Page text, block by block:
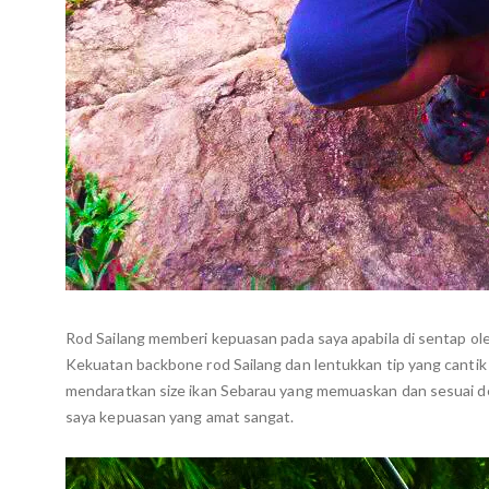
Rod Sailang memberi kepuasan pada saya apabila di sentap
Kekuatan backbone rod Sailang dan lentukkan tip yang
mendaratkan size ikan Sebarau yang memuaskan dan
saya kepuasan yang amat sangat.